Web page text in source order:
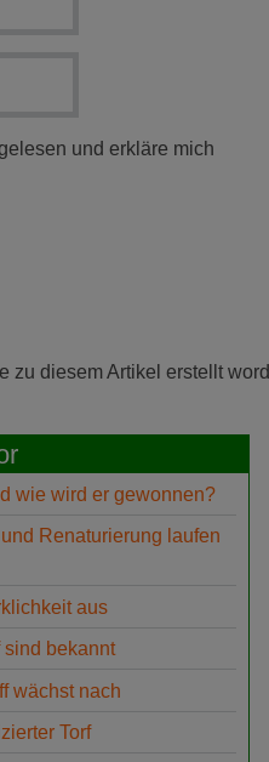
und erkläre mich
zu diesem Artikel erstellt
wie wird er gewonnen?
Renaturierung laufen
aus
sind bekannt
wächst nach
Torf